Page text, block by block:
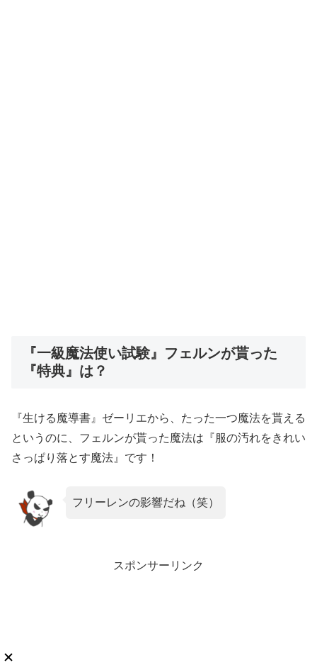
『一級魔法使い試験』フェルンが貰った
『特典』は？
『生ける魔導書』ゼーリエから、たった一つ魔法を貰える
というのに、フェルンが貰った魔法は『服の汚れをきれい
さっぱり落とす魔法』です！
フリーレンの影響だね（笑）
スポンサーリンク